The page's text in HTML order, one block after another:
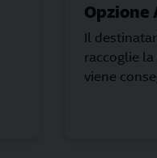
Opzione
Il
raccoglie
viene